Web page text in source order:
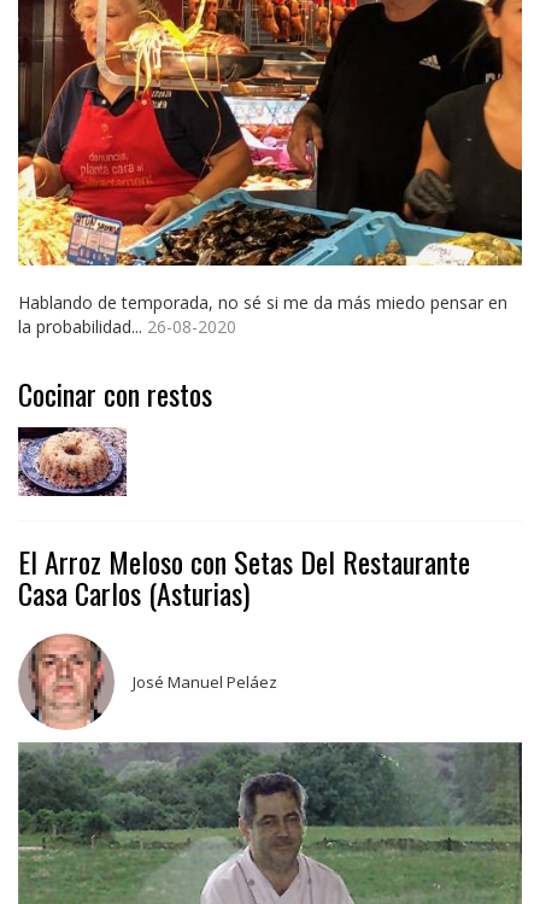
Hablando de temporada, no sé si me da más miedo pensar en
la probabilidad... 26-08-2020
Cocinar con restos
El Arroz Meloso con Setas Del Restaurante
Casa Carlos (Asturias)
José Manuel Peláez